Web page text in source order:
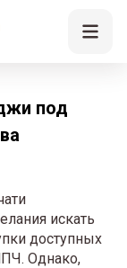
под
искать
доступных
Однако,